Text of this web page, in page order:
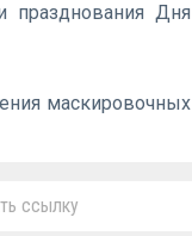
празднования Дня
маскировочных
ссылку